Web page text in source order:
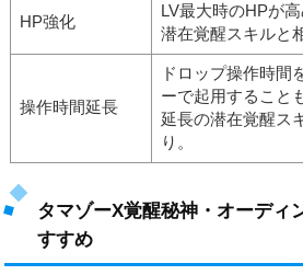
HP強化
LV最大時のHPが
潜在覚醒スキルと
操作時間延長
ドロップ操作時間
ーで起用すること
延長の潜在覚醒ス
り。
タマゾーX覚醒秘神・オーディ
すすめ